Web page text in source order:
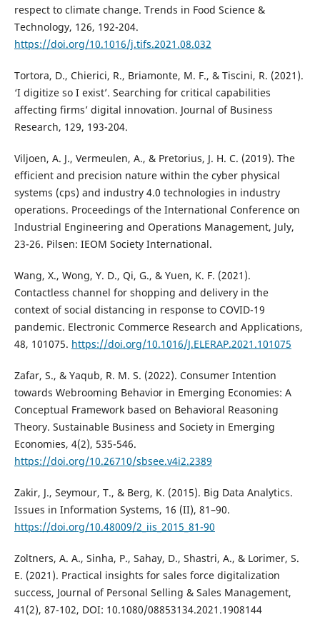
respect to climate change. Trends in Food Science &
Technology, 126, 192-204.
https://doi.org/10.1016/j.tifs.2021.08.032
Tortora, D., Chierici, R., Briamonte, M. F., & Tiscini, R. (2021).
‘I digitize so I exist’. Searching for critical capabilities
affecting firms’ digital innovation. Journal of Business
Research, 129, 193-204.
Viljoen, A. J., Vermeulen, A., & Pretorius, J. H. C. (2019). The
efficient and precision nature within the cyber physical
systems (cps) and industry 4.0 technologies in industry
operations. Proceedings of the International Conference on
Industrial Engineering and Operations Management, July,
23-26. Pilsen: IEOM Society International.
Wang, X., Wong, Y. D., Qi, G., & Yuen, K. F. (2021).
Contactless channel for shopping and delivery in the
context of social distancing in response to COVID-19
pandemic. Electronic Commerce Research and Applications,
48, 101075. https://doi.org/10.1016/J.ELERAP.2021.101075
Zafar, S., & Yaqub, R. M. S. (2022). Consumer Intention
towards Webrooming Behavior in Emerging Economies: A
Conceptual Framework based on Behavioral Reasoning
Theory. Sustainable Business and Society in Emerging
Economies, 4(2), 535-546.
https://doi.org/10.26710/sbsee.v4i2.2389
Zakir, J., Seymour, T., & Berg, K. (2015). Big Data Analytics.
Issues in Information Systems, 16 (II), 81–90.
https://doi.org/10.48009/2_iis_2015_81-90
Zoltners, A. A., Sinha, P., Sahay, D., Shastri, A., & Lorimer, S.
E. (2021). Practical insights for sales force digitalization
success, Journal of Personal Selling & Sales Management,
41(2), 87-102, DOI: 10.1080/08853134.2021.1908144